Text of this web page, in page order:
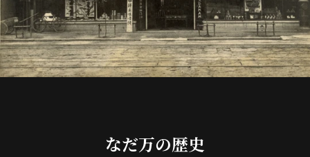
なだ万の歴史